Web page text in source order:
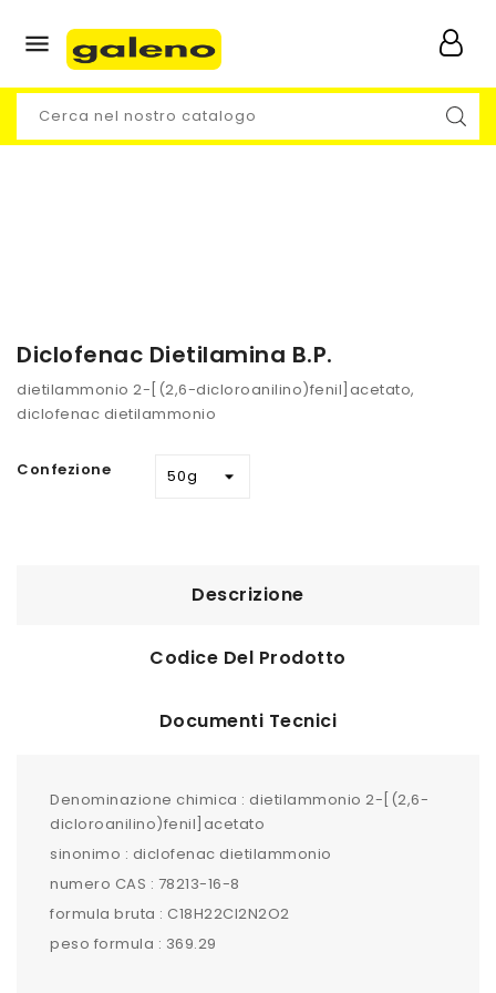

Diclofenac Dietilamina B.P.
dietilammonio 2-[(2,6-dicloroanilino)fenil]acetato,
diclofenac dietilammonio
Confezione
Descrizione
Codice Del Prodotto
Documenti Tecnici
Denominazione chimica : dietilammonio 2-[(2,6-
dicloroanilino)fenil]acetato
sinonimo : diclofenac dietilammonio
numero CAS : 78213-16-8
formula bruta : C18H22Cl2N2O2
peso formula : 369.29